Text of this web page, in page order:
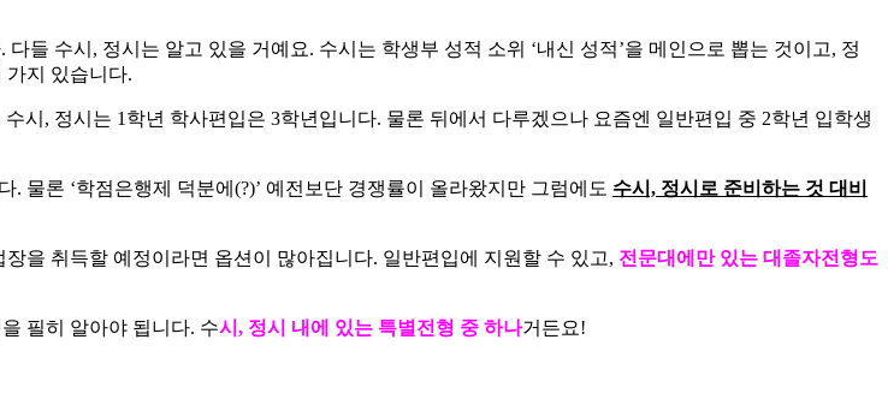
들 수시, 정시는 알고 있을 거예요. 수시는 학생부 성적 소위 ‘내신 성적’을 메인으로 뽑는 것이고, 정
가지 있습니다.
시, 정시는 1학년 학사편입은 3학년입니다. 물론 뒤에서 다루겠으나 요즘엔 일반편입 중 2학년 입학생
물론 ‘학점은행제 덕분에(?)’ 예전보단 경쟁률이 올라왔지만 그럼에도 수시, 정시로 준비하는 것 대비
을 취득할 예정이라면 옵션이 많아집니다. 일반편입에 지원할 수 있고, 전문대에만 있는 대졸자전형도
필히 알아야 됩니다. 수시, 정시 내에 있는 특별전형 중 하나거든요!